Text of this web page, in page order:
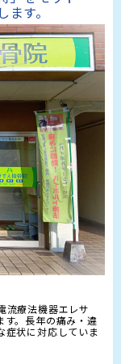
す。
流療法機器エレサ
す。長年の痛み・違
症状に対応していま